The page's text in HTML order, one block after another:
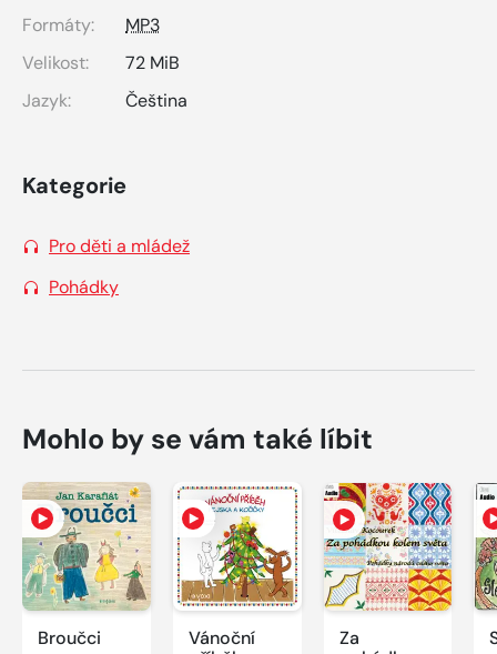
Formáty:
MP3
Velikost:
72 MiB
Jazyk:
Čeština
Kategorie
Pro děti a mládež
Pohádky
Mohlo by se vám také líbit
Broučci
Vánoční
Za